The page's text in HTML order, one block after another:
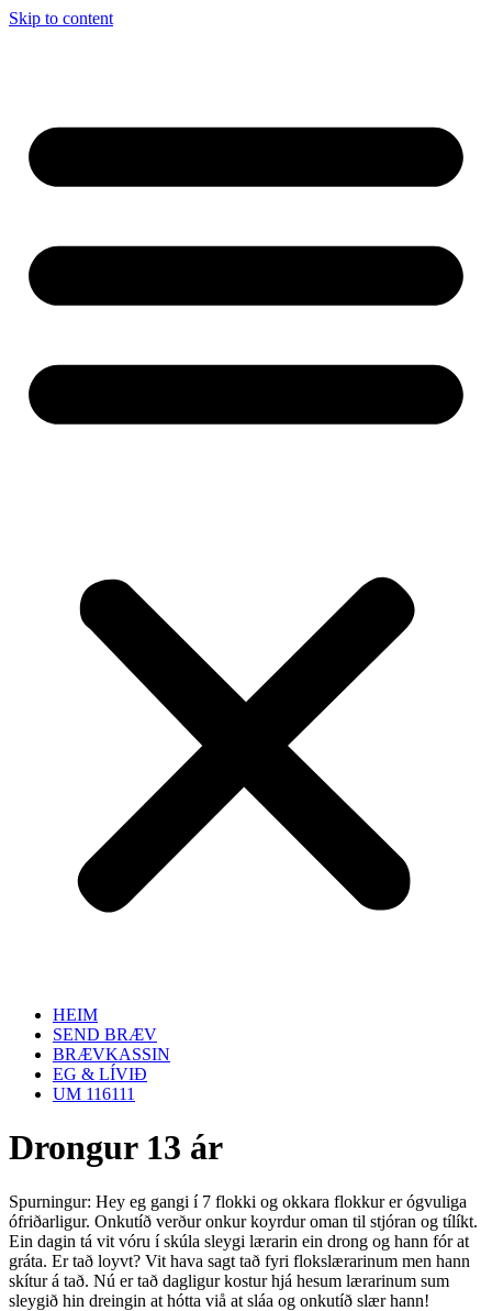
Skip to content
HEIM
SEND BRÆV
BRÆVKASSIN
EG & LÍVIÐ
UM 116111
Drongur 13 ár
Spurningur: Hey eg gangi í 7 flokki og okkara flokkur er ógvuliga
ófriðarligur. Onkutíð verður onkur koyrdur oman til stjóran og tílíkt.
Ein dagin tá vit vóru í skúla sleygi lærarin ein drong og hann fór at
gráta. Er tað loyvt? Vit hava sagt tað fyri flokslærarinum men hann
skítur á tað. Nú er tað dagligur kostur hjá hesum lærarinum sum
sleygið hin dreingin at hótta viå at sláa og onkutíð slær hann!